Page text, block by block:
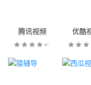
腾讯视频 优酷